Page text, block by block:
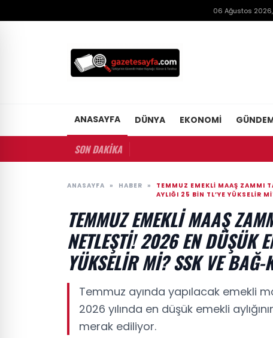
06 Ağustos
ANASAYFA DÜNYA EKONOMI
SON DAKİKA
ANASAYFA » HABER »
TEMMUZ EMEKLI MAAŞ ZAMMI
AYLIĞI 25 BIN TL’YE YÜKSELIR
TEMMUZ EMEKLI MAAŞ
NETLEŞTI! 2026 EN DÜŞÜK
YÜKSELIR MI? SSK VE
Temmuz ayında yapılacak emekli
2026 yılında en düşük emekli
merak ediliyor.